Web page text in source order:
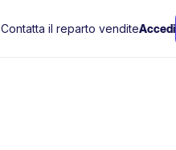
Contatta il reparto venditeAccedi